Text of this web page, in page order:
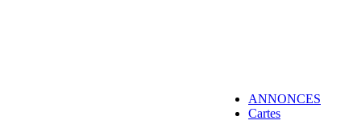
ANNONCES
Cartes